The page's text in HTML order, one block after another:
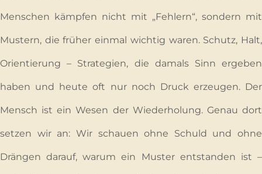
Menschen kämpfen nicht mit „Fehlern“, sondern mit
Mustern, die früher einmal wichtig waren. Schutz, Halt,
Orientierung – Strategien, die damals Sinn ergeben
haben und heute oft nur noch Druck erzeugen. Der
Mensch ist ein Wesen der Wiederholung. Genau dort
setzen wir an: Wir schauen ohne Schuld und ohne
Drängen darauf, warum ein Muster entstanden ist –